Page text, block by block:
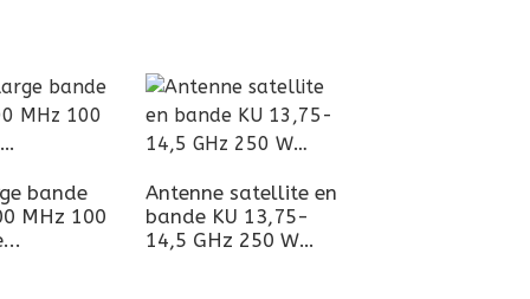
bande
MHz 100
Antenne satellite en
bande KU 13,75-
14,5 GHz 250 W…